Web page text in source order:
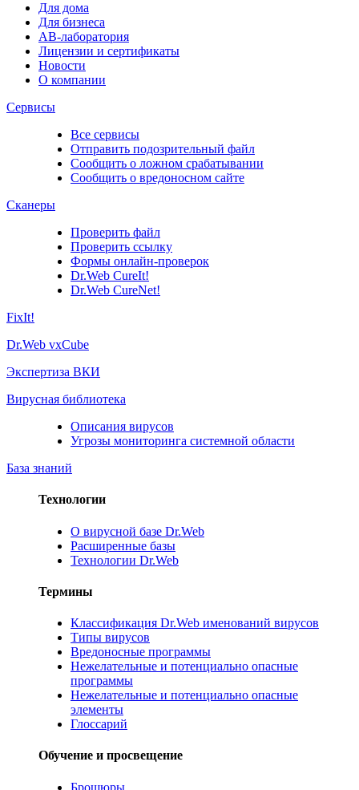
Для дома
Для бизнеса
АВ-лаборатория
Лицензии и сертификаты
Новости
О компании
Сервисы
Все сервисы
Отправить подозрительный файл
Сообщить о ложном срабатывании
Сообщить о вредоносном сайте
Сканеры
Проверить файл
Проверить ссылку
Формы онлайн-проверок
Dr.Web CureIt!
Dr.Web CureNet!
FixIt!
Dr.Web vxCube
Экспертиза ВКИ
Вирусная библиотека
Описания вирусов
Угрозы мониторинга системной области
База знаний
Технологии
О вирусной базе Dr.Web
Расширенные базы
Технологии Dr.Web
Термины
Классификация Dr.Web именований вирусов
Типы вирусов
Вредоносные программы
Нежелательные и потенциально опасные
программы
Нежелательные и потенциально опасные
элементы
Глоссарий
Обучение и просвещение
Брошюры